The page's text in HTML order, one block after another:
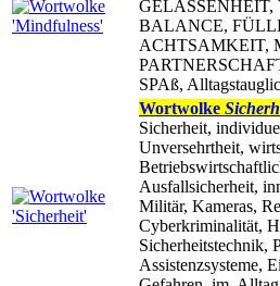
GELASSENHEIT,
BALANCE,
ACHTSAMKEIT,
SPAß,
Wortwolke
Sicherheit,
Unversehrtheit,
Ausfallsicherheit,
Militär, Kameras,
Cyberkriminalität,
Sicherheitstechnik,
Assistenzsysteme,